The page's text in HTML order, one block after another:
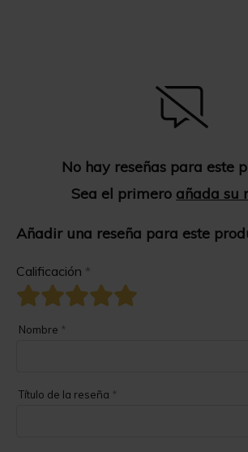
No hay reseñas para este
Sea el primero añada su
Añadir una reseña para este
Calificación *
Nombre *
Título de la reseña *